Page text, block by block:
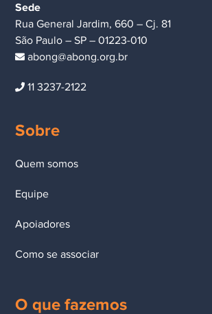
Sede
Rua General Jardim, 660 – Cj. 81
São Paulo – SP – 01223-010
abong@abong.org.br
11 3237-2122
Sobre
Quem somos
Equipe
Apoiadores
Como se associar
O que fazemos